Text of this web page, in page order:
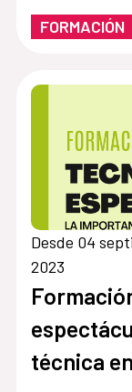
Nacional
(Madrid)
FORMACIÓN
Desde 04
2023
técnica